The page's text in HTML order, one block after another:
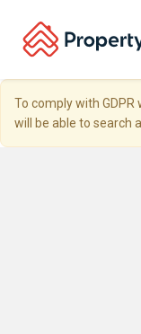
To comply with
will be able to search